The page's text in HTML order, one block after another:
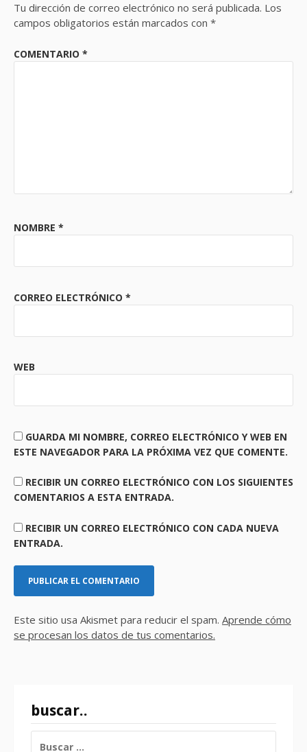
Tu dirección de correo electrónico no será publicada. Los
campos obligatorios están marcados con *
COMENTARIO *
NOMBRE *
CORREO ELECTRÓNICO *
WEB
GUARDA MI NOMBRE, CORREO ELECTRÓNICO Y WEB EN
ESTE NAVEGADOR PARA LA PRÓXIMA VEZ QUE COMENTE.
RECIBIR UN CORREO ELECTRÓNICO CON LOS SIGUIENTES
COMENTARIOS A ESTA ENTRADA.
RECIBIR UN CORREO ELECTRÓNICO CON CADA NUEVA
ENTRADA.
Este sitio usa Akismet para reducir el spam. Aprende cómo
se procesan los datos de tus comentarios.
buscar..